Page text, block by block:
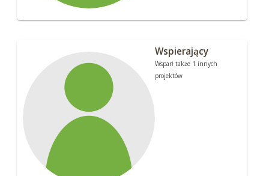
Wspierający
Wsparł także 1 innych
projektów